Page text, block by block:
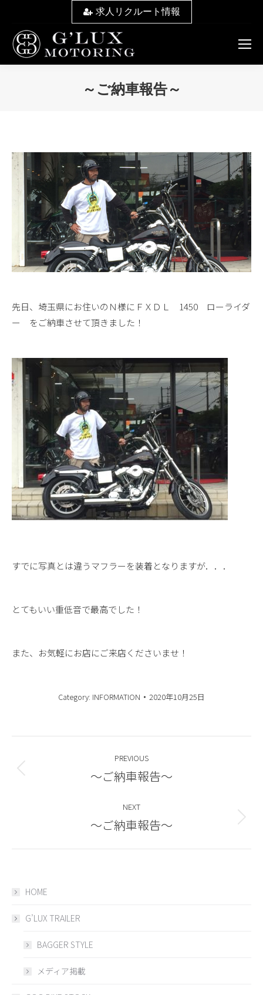
求人リクルート情報
～ご納車報告～
先日、埼玉県にお住いのＮ様にＦＸＤＬ 1450 ローライダ
ー をご納車させて頂きました！
すでに写真とは違うマフラーを装着となりますが．．．
とてもいい重低音で最高でした！
また、お気軽にお店にご来店くださいませ！
Category: INFORMATION 2020年10月25日
navigation
PREVIOUS
Previous
～ご納車報告～
NEXT
Next
～ご納車報告～
HOME
G’LUX TRAILER
BAGGER STYLE
メディア掲載